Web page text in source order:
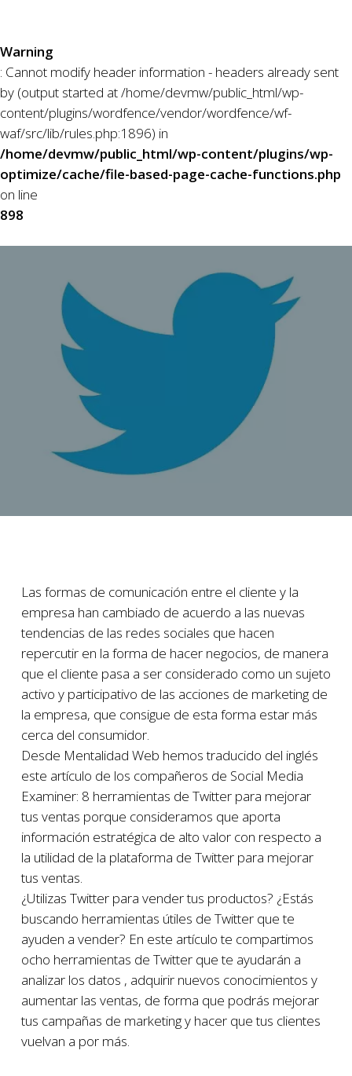
Warning
: Cannot modify header information - headers already sent
by (output started at /home/devmw/public_html/wp-
content/plugins/wordfence/vendor/wordfence/wf-
waf/src/lib/rules.php:1896) in
/home/devmw/public_html/wp-content/plugins/wp-
optimize/cache/file-based-page-cache-functions.php
on line
898
Las formas de comunicación entre el cliente y la
empresa han cambiado de acuerdo a las nuevas
tendencias de las redes sociales que hacen
repercutir en la forma de hacer negocios, de manera
que el cliente pasa a ser considerado como un sujeto
activo y participativo de las acciones de marketing de
la empresa, que consigue de esta forma estar más
cerca del consumidor.
Desde Mentalidad Web hemos traducido del inglés
este artículo de los compañeros de Social Media
Examiner: 8 herramientas de Twitter para mejorar
tus ventas porque consideramos que aporta
información estratégica de alto valor con respecto a
la utilidad de la plataforma de Twitter para mejorar
tus ventas.
¿Utilizas Twitter para vender tus productos? ¿Estás
buscando herramientas útiles de Twitter que te
ayuden a vender? En este artículo te compartimos
ocho herramientas de Twitter que te ayudarán a
analizar los datos , adquirir nuevos conocimientos y
aumentar las ventas, de forma que podrás mejorar
tus campañas de marketing y hacer que tus clientes
vuelvan a por más.